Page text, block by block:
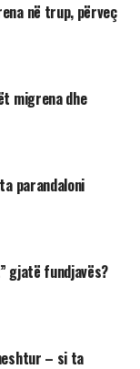
në trup, përveç
migrena dhe
parandaloni
gjatë fundjavës?
– si ta